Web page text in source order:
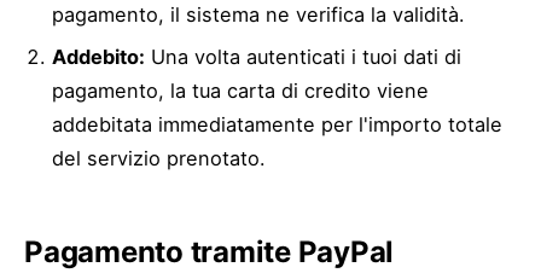
pagamento, il sistema ne verifica la validità.
Addebito: Una volta autenticati i tuoi dati di
pagamento, la tua carta di credito viene
addebitata immediatamente per l'importo totale
del servizio prenotato.
Pagamento tramite PayPal